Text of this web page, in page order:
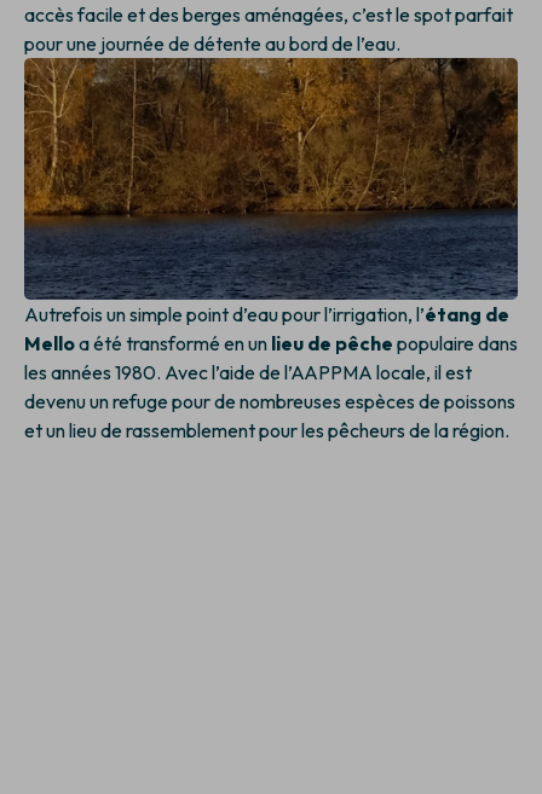
accès facile et des berges aménagées, c’est le spot parfait
pour une journée de détente au bord de l’eau.
Autrefois un simple point d’eau pour l’irrigation, l’étang de
Melloa été transformé en un lieu de pêche populaire dans
les années 1980. Avec l’aide de l’AAPPMA locale, il est
devenu un refuge pour de nombreuses espèces de poissons
et un lieu de rassemblement pour les pêcheurs de la région.